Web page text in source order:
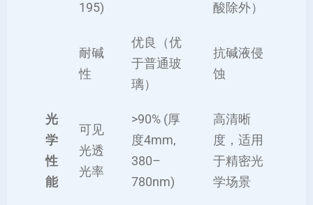
195) 酸除外）
耐碱
性
优良（优
于普通玻
璃）
抗碱液侵
蚀
光
学
性
能
可见
光透
光率
>90% (厚
度4mm,
380–
780nm)
高清晰
度，适用
于精密光
学场景